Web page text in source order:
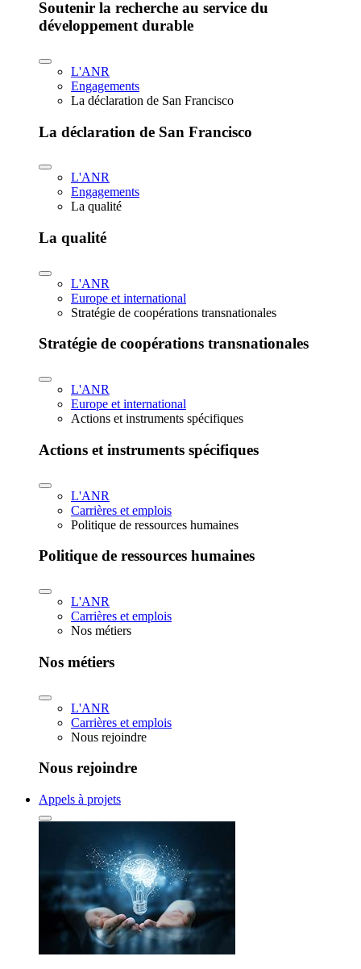
Soutenir la recherche au service du
développement durable
L'ANR
Engagements
La déclaration de San Francisco
La déclaration de San Francisco
L'ANR
Engagements
La qualité
La qualité
L'ANR
Europe et international
Stratégie de coopérations transnationales
Stratégie de coopérations transnationales
L'ANR
Europe et international
Actions et instruments spécifiques
Actions et instruments spécifiques
L'ANR
Carrières et emplois
Politique de ressources humaines
Politique de ressources humaines
L'ANR
Carrières et emplois
Nos métiers
Nos métiers
L'ANR
Carrières et emplois
Nous rejoindre
Nous rejoindre
Appels à projets